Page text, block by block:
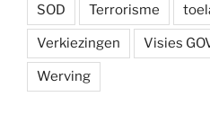
SOD Terrorisme
Verkiezingen Visies
Werving